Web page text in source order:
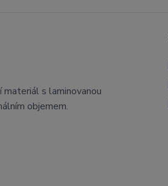
materiál s laminovanou
objemem.